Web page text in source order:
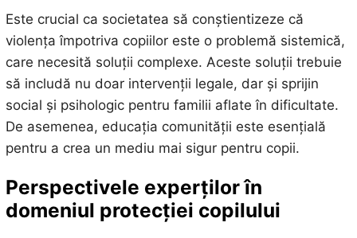
Este crucial ca societatea să conștientizeze că
violența împotriva copiilor este o problemă sistemică,
care necesită soluții complexe. Aceste soluții trebuie
să includă nu doar intervenții legale, dar și sprijin
social și psihologic pentru familii aflate în dificultate.
De asemenea, educația comunității este esențială
pentru a crea un mediu mai sigur pentru copii.
Perspectivele experților în
domeniul protecției copilului